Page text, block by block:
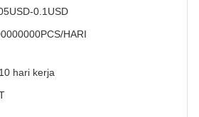
0.1USD
HARI
hari kerja